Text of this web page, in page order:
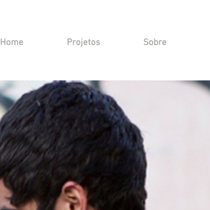
Home Projetos Sobre